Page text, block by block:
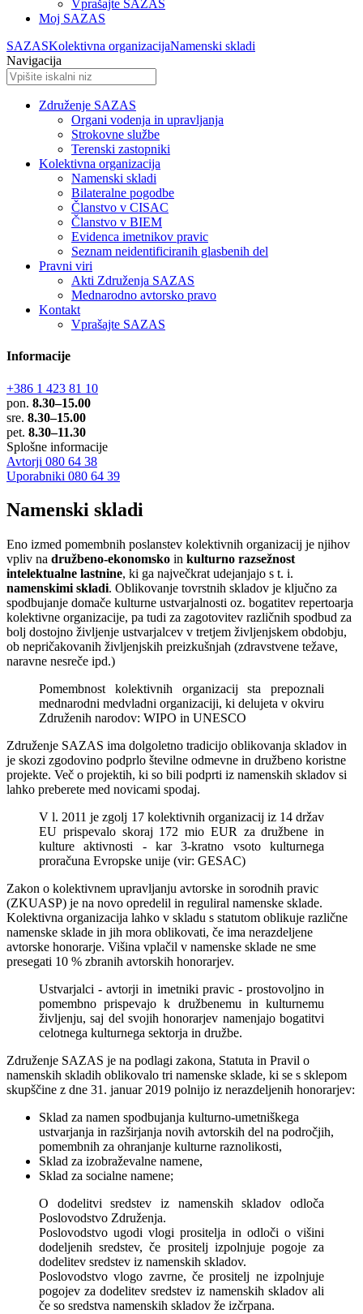
Vprašajte SAZAS
Moj SAZAS
SAZASKolektivna organizacijaNamenski skladi
Navigacija
Združenje SAZAS
Organi vodenja in upravljanja
Strokovne službe
Terenski zastopniki
Kolektivna organizacija
Namenski skladi
Bilateralne pogodbe
Članstvo v CISAC
Članstvo v BIEM
Evidenca imetnikov pravic
Seznam neidentificiranih glasbenih del
Pravni viri
Akti Združenja SAZAS
Mednarodno avtorsko pravo
Kontakt
Vprašajte SAZAS
Informacije
+386 1 423 81 10
pon. 8.30–15.00
sre. 8.30–15.00
pet. 8.30–11.30
Splošne informacije
Avtorji 080 64 38
Uporabniki 080 64 39
Namenski skladi
Eno izmed pomembnih poslanstev kolektivnih organizacij je njihov
vpliv na družbeno-ekonomsko in kulturno razsežnost
intelektualne lastnine, ki ga največkrat udejanjajo s t. i.
namenskimi skladi. Oblikovanje tovrstnih skladov je ključno za
spodbujanje domače kulturne ustvarjalnosti oz. bogatitev repertoarja
kolektivne organizacije, pa tudi za zagotovitev različnih spodbud za
bolj dostojno življenje ustvarjalcev v tretjem življenjskem obdobju,
ob nepričakovanih življenjskih preizkušnjah (zdravstvene težave,
naravne nesreče ipd.)
Pomembnost kolektivnih organizacij sta prepoznali
mednarodni medvladni organizaciji, ki delujeta v okviru
Združenih narodov: WIPO in UNESCO
Združenje SAZAS ima dolgoletno tradicijo oblikovanja skladov in
je skozi zgodovino podprlo številne odmevne in družbeno koristne
projekte. Več o projektih, ki so bili podprti iz namenskih skladov si
lahko preberete med novicami spodaj.
V l. 2011 je zgolj 17 kolektivnih organizacij iz 14 držav
EU prispevalo skoraj 172 mio EUR za družbene in
kulture aktivnosti - kar 3-kratno vsoto kulturnega
proračuna Evropske unije (vir: GESAC)
Zakon o kolektivnem upravljanju avtorske in sorodnih pravic
(ZKUASP) je na novo opredelil in reguliral namenske sklade.
Kolektivna organizacija lahko v skladu s statutom oblikuje različne
namenske sklade in jih mora oblikovati, če ima nerazdeljene
avtorske honorarje. Višina vplačil v namenske sklade ne sme
presegati 10 % zbranih avtorskih honorarjev.
Ustvarjalci - avtorji in imetniki pravic - prostovoljno in
pomembno prispevajo k družbenemu in kulturnemu
življenju, saj del svojih honorarjev namenjajo bogatitvi
celotnega kulturnega sektorja in družbe.
Združenje SAZAS je na podlagi zakona, Statuta in Pravil o
namenskih skladih oblikovalo tri namenske sklade, ki se s sklepom
skupščine z dne 31. januar 2019 polnijo iz nerazdeljenih honorarjev:
Sklad za namen spodbujanja kulturno-umetniškega
ustvarjanja in razširjanja novih avtorskih del na področjih,
pomembnih za ohranjanje kulturne raznolikosti,
Sklad za izobraževalne namene,
Sklad za socialne namene;
O dodelitvi sredstev iz namenskih skladov odloča
Poslovodstvo Združenja.
Poslovodstvo ugodi vlogi prositelja in odloči o višini
dodeljenih sredstev, če prositelj izpolnjuje pogoje za
dodelitev sredstev iz namenskih skladov.
Poslovodstvo vlogo zavrne, če prositelj ne izpolnjuje
pogojev za dodelitev sredstev iz namenskih skladov ali
če so sredstva namenskih skladov že izčrpana.